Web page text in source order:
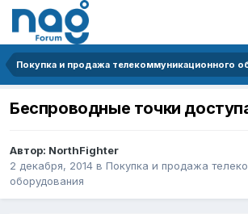
Беспроводные точки
Автор: NorthFighter
2 декабря, 2014 в Покупка и продажа
оборудования